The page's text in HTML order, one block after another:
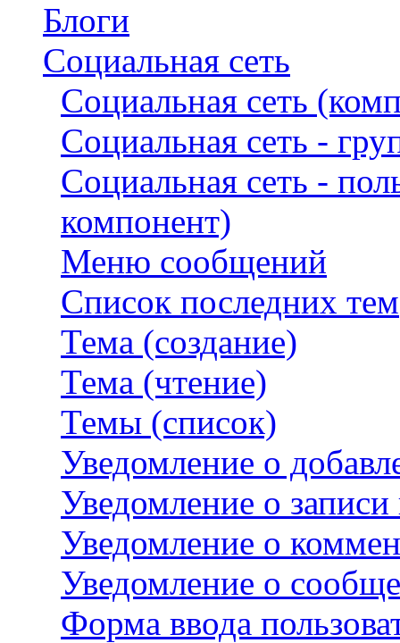
Блоги
Социальная сеть
Социальная сеть
Социальная сеть -
Социальная сеть -
компонент)
Меню сообщений
Список последних тем
Тема (создание)
Тема (чтение)
Темы (список)
Уведомление о
Уведомление о
Уведомление о
Уведомление о
Форма ввода